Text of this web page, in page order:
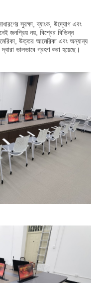
সুরক্ষা, ব্যাংক, উদ্যোগ এবং
জনপ্রিয় নয়, বিশ্বের বিভিন্ন
উত্তর আমেরিকা এবং অন্যান্য
ভালভাবে গ্রহণ করা হয়েছে।